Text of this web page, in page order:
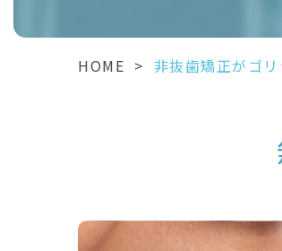
HOME > 非抜歯矯正がゴ